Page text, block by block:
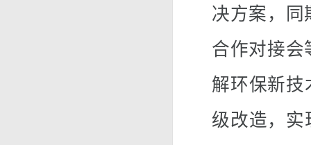
决方案，同
合作对接会
解环保新技
级改造，实